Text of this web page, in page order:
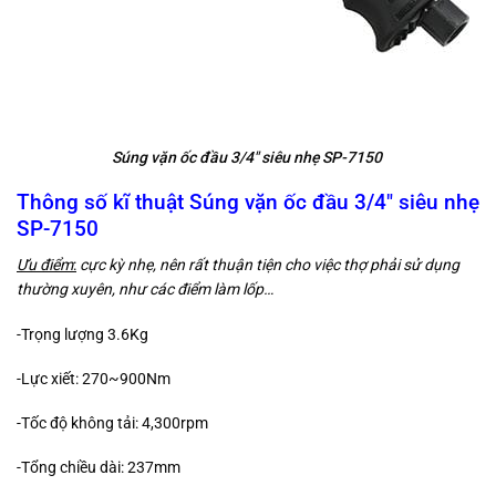
Súng vặn ốc đầu 3/4″ siêu nhẹ SP-7150
Thông số kĩ thuật Súng vặn ốc đầu 3/4″ siêu nhẹ
SP-7150
Ưu điểm: cực kỳ nhẹ, nên rất thuận tiện cho việc thợ phải sử dụng
thường xuyên, như các điểm làm lốp…
-Trọng lượng 3.6Kg
-Lực xiết: 270~900Nm
-Tốc độ không tải: 4,300rpm
-Tổng chiều dài: 237mm